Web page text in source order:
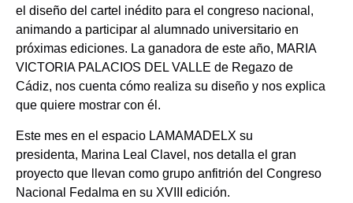
el diseño del cartel inédito para el congreso nacional,
animando a participar al alumnado universitario en
próximas ediciones. La ganadora de este año, MARIA
VICTORIA PALACIOS DEL VALLE de Regazo de
Cádiz, nos cuenta cómo realiza su diseño y nos explica
que quiere mostrar con él.
Este mes en el espacio LAMAMADELX su
presidenta, Marina Leal Clavel, nos detalla el gran
proyecto que llevan como grupo anfitrión del Congreso
Nacional Fedalma en su XVIII edición.